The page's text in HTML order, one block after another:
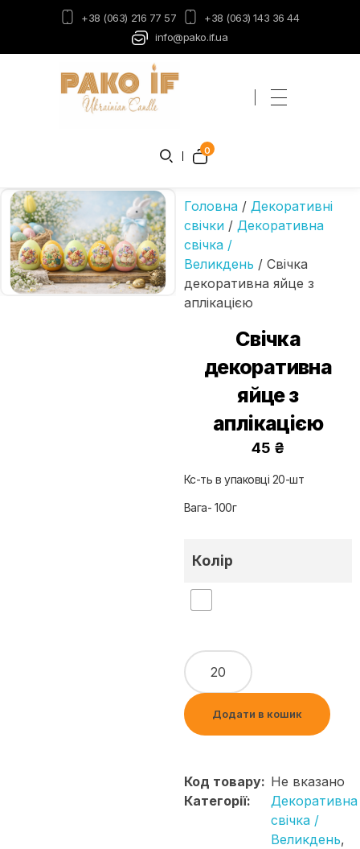
+38 (063) 216 77 57
+38 (063) 143 36 44
info@pako.if.ua
0
Головна/ Декоративні
свічки/ Декоративна
свічка /
Великдень / Свічка
декоративна яйце з
аплікацією
Свічка
декоративна
яйце з
аплікацією
45 ₴
Кс-ть в упаковці 20-шт
Вага- 100г
Колір
Додати в кошик
Код товару: Не вказано
Категорії:
Декоративна
свічка /
Великдень,